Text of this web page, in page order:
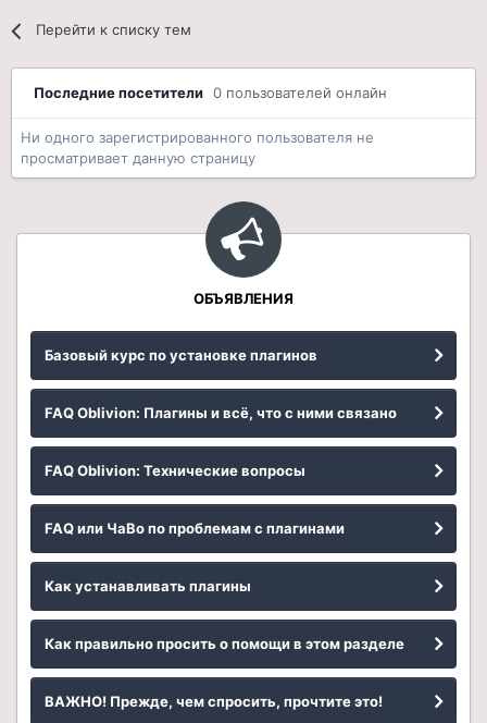
Перейти к списку тем
Последние посетители 0 пользователей онлайн
Ни одного зарегистрированного пользователя не
просматривает данную страницу
ОБЪЯВЛЕНИЯ
Базовый курс по установке плагинов
FAQ Oblivion: Плагины и всё, что с ними связано
FAQ Oblivion: Технические вопросы
FAQ или ЧаВо по проблемам с плагинами
Как устанавливать плагины
Как правильно просить о помощи в этом разделе
ВАЖНО! Прежде, чем спросить, прочтите это!